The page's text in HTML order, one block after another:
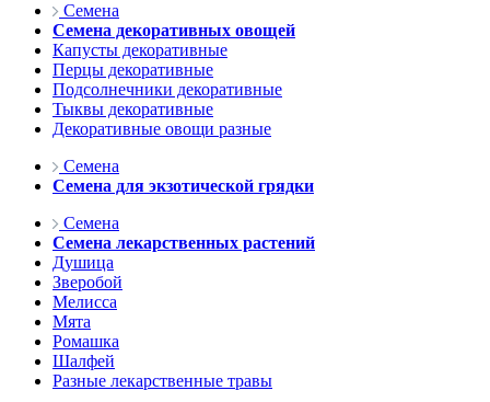
Семена
Семена декоративных овощей
Капусты декоративные
Перцы декоративные
Подсолнечники декоративные
Тыквы декоративные
Декоративные овощи разные
Семена
Семена для экзотической грядки
Семена
Семена лекарственных растений
Душица
Зверобой
Мелисса
Мята
Ромашка
Шалфей
Разные лекарственные травы